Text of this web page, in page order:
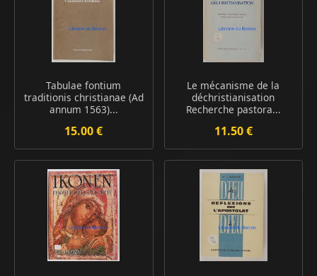
Tabulae fontium
traditionis christianae (Ad
annum 1563)...
15.00 €
Le mécanisme de la
déchristianisation
Recherche pastora...
11.50 €